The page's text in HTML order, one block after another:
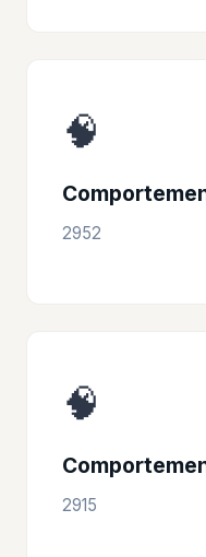
🧠
2952
🧠
2915